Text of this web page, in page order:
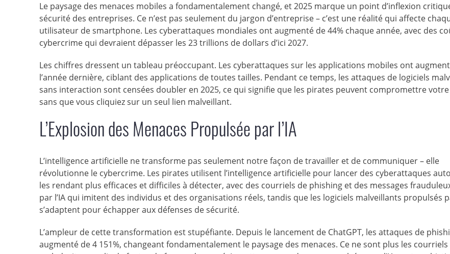
Le paysage des menaces mobiles a fondamentalement changé, et 2025 marque un point d’inflexion
sécurité des entreprises. Ce n’est pas seulement du jargon d’entreprise – c’est une réalité qui affecte
utilisateur de smartphone. Les cyberattaques mondiales ont augmenté de 44% chaque année, avec des
cybercrime qui devraient dépasser les 23 trillions de dollars d’ici 2027.
Les chiffres dressent un tableau préoccupant. Les cyberattaques sur les applications mobiles ont
l’année dernière, ciblant des applications de toutes tailles. Pendant ce temps, les attaques de logiciels
sans interaction sont censées doubler en 2025, ce qui signifie que les pirates peuvent compromettre
sans que vous cliquiez sur un seul lien malveillant.
L’Explosion des Menaces Propulsée par l’IA
L’intelligence artificielle ne transforme pas seulement notre façon de travailler et de communiquer – elle
révolutionne le cybercrime. Les pirates utilisent l’intelligence artificielle pour lancer des cyberattaques
les rendant plus efficaces et difficiles à détecter, avec des courriels de phishing et des messages
par l’IA qui imitent des individus et des organisations réels, tandis que les logiciels malveillants propulsés
s’adaptent pour échapper aux défenses de sécurité.
L’ampleur de cette transformation est stupéfiante. Depuis le lancement de ChatGPT, les attaques de
augmenté de 4 151%, changeant fondamentalement le paysage des menaces. Ce ne sont plus les